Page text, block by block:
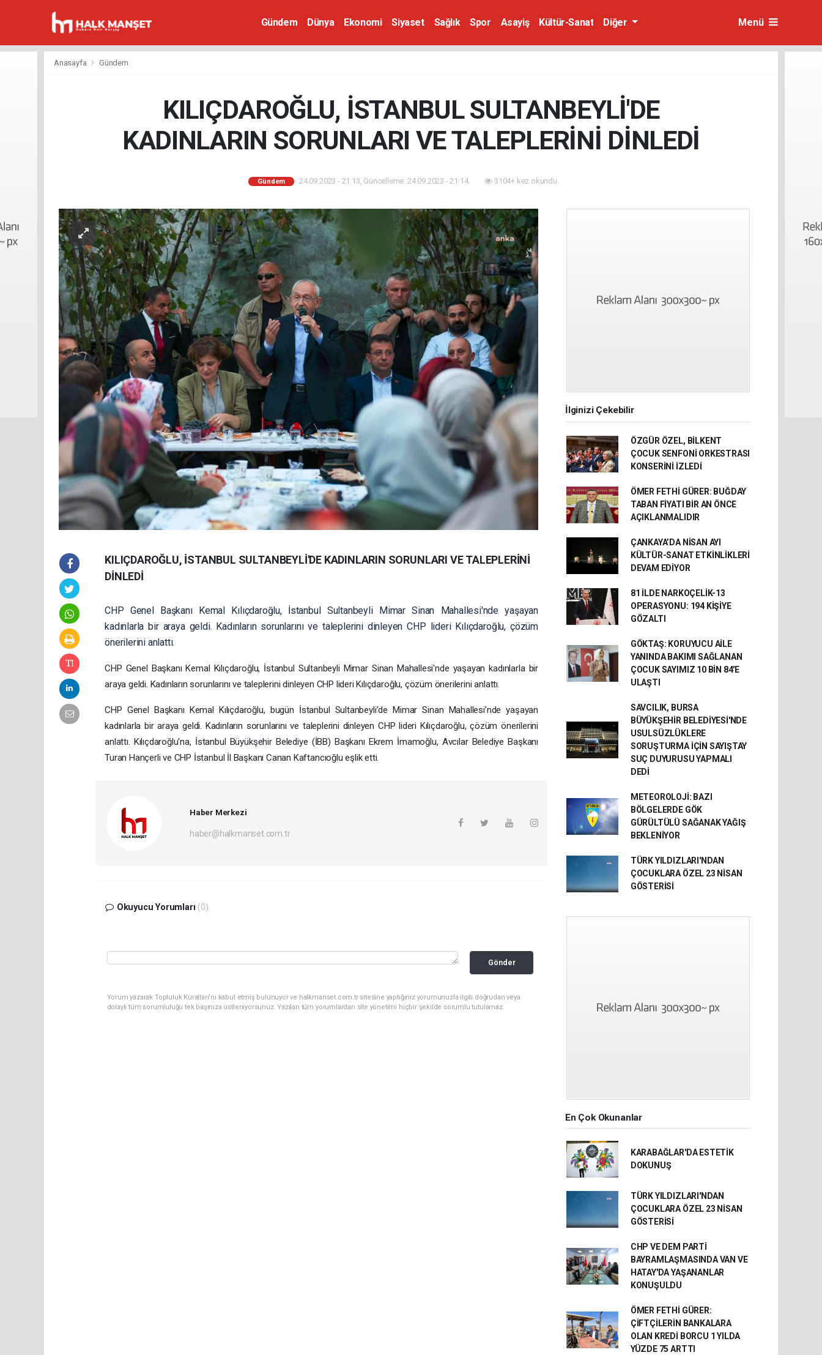
Gündem Dünya Ekonomi Siyaset Sağlık Spor Asayiş Kültür-Sanat Diğer Menü
Anasayfa Gündem
KILIÇDAROĞLU, İSTANBUL SULTANBEYLİ'DE
KADINLARIN SORUNLARI VE TALEPLERİNİ DİNLEDİ
Gündem 24.09.2023 - 21:13, Güncelleme: 24.09.2023 - 21:14 3104+ kez okundu.
KILIÇDAROĞLU, İSTANBUL SULTANBEYLİ'DE KADINLARIN SORUNLARI VE TALEPLERİNİ
DİNLEDİ
CHP Genel Başkanı Kemal Kılıçdaroğlu, İstanbul Sultanbeyli Mimar Sinan Mahallesi'nde yaşayan
kadınlarla bir araya geldi. Kadınların sorunlarını ve taleplerini dinleyen CHP lideri Kılıçdaroğlu, çözüm
önerilerini anlattı.
CHP Genel Başkanı Kemal Kılıçdaroğlu, İstanbul Sultanbeyli Mimar Sinan Mahallesi'nde yaşayan kadınlarla bir
araya geldi. Kadınların sorunlarını ve taleplerini dinleyen CHP lideri Kılıçdaroğlu, çözüm önerilerini anlattı.
CHP Genel Başkanı Kemal Kılıçdaroğlu, bugün İstanbul Sultanbeyli’de Mimar Sinan Mahallesi’nde yaşayan
kadınlarla bir araya geldi. Kadınların sorunlarını ve taleplerini dinleyen CHP lideri Kılıçdaroğlu, çözüm önerilerini
anlattı. Kılıçdaroğlu'na, İstanbul Büyükşehir Belediye (İBB) Başkanı Ekrem İmamoğlu, Avcılar Belediye Başkanı
Turan Hançerli ve CHP İstanbul İl Başkanı Canan Kaftancıoğlu eşlik etti.
Haber Merkezi
haber@halkmanset.com.tr
Okuyucu Yorumları (0)
Gönder
Yorum yazarak Topluluk Kuralları’nı kabul etmiş bulunuyor ve halkmanset.com.tr sitesine yaptığınız yorumunuzla ilgili doğrudan veya
dolaylı tüm sorumluluğu tek başınıza üstleniyorsunuz. Yazılan tüm yorumlardan site yönetimi hiçbir şekilde sorumlu tutulamaz.
İlginizi Çekebilir
ÖZGÜR ÖZEL, BİLKENT
ÇOCUK SENFONİ ORKESTRASI
KONSERİNİ İZLEDİ
ÖMER FETHİ GÜRER: BUĞDAY
TABAN FİYATI BİR AN ÖNCE
AÇIKLANMALIDIR
ÇANKAYA’DA NİSAN AYI
KÜLTÜR-SANAT ETKİNLİKLERİ
DEVAM EDİYOR
81 İLDE NARKOÇELİK-13
OPERASYONU: 194 KİŞİYE
GÖZALTI
GÖKTAŞ: KORUYUCU AİLE
YANINDA BAKIMI SAĞLANAN
ÇOCUK SAYIMIZ 10 BİN 84'E
ULAŞTI
SAVCILIK, BURSA
BÜYÜKŞEHİR BELEDİYESİ'NDE
USULSÜZLÜKLERE
SORUŞTURMA İÇİN SAYIŞTAY
SUÇ DUYURUSU YAPMALI
DEDİ
METEOROLOJİ: BAZI
BÖLGELERDE GÖK
GÜRÜLTÜLÜ SAĞANAK YAĞIŞ
BEKLENİYOR
TÜRK YILDIZLARI'NDAN
ÇOCUKLARA ÖZEL 23 NİSAN
GÖSTERİSİ
En Çok Okunanlar
KARABAĞLAR'DA ESTETİK
DOKUNUŞ
TÜRK YILDIZLARI'NDAN
ÇOCUKLARA ÖZEL 23 NİSAN
GÖSTERİSİ
CHP VE DEM PARTİ
BAYRAMLAŞMASINDA VAN VE
HATAY'DA YAŞANANLAR
KONUŞULDU
ÖMER FETHİ GÜRER:
ÇİFTÇİLERİN BANKALARA
OLAN KREDİ BORCU 1 YILDA
YÜZDE 75 ARTTI